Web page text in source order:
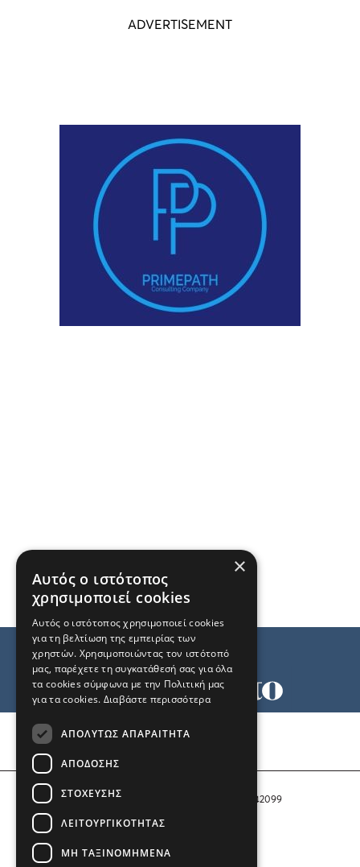
Αριθμός Πιστοποίησης Μ.Η.Τ. 242099
COPYRIGHT © 2026 Το Μανιφέστο
×
Αυτός ο ιστότοπος
χρησιμοποιεί cookies
Αυτός ο ιστότοπος χρησιμοποιεί cookies
για τη βελτίωση της εμπειρίας των
χρηστών. Χρησιμοποιώντας τον ιστότοπό
μας, παρέχετε τη συγκατάθεσή σας για όλα
τα cookies σύμφωνα με την Πολιτική μας
για τα cookies. Διαβάστε περισσότερα
ΑΠΟΛΎΤΩΣ ΑΠΑΡΑΊΤΗΤΑ
ΑΠΌΔΟΣΗΣ
ΣΤΌΧΕΥΣΗΣ
ΛΕΙΤΟΥΡΓΙΚΌΤΗΤΑΣ
ΜΗ ΤΑΞΙΝΟΜΗΜΈΝΑ